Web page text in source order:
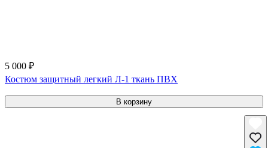
5 000 ₽
Костюм защитный легкий Л-1 ткань ПВХ
В корзину